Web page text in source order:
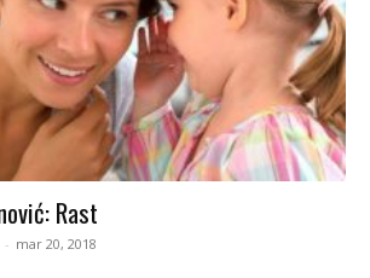
Rast
- mar 20, 2018